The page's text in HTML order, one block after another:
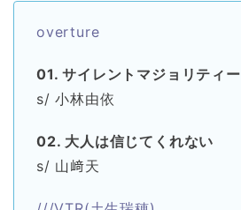
overture
01. サイレントマジョリティー
s/ 小林由依
02. 大人は信じてくれない
s/ 山﨑天